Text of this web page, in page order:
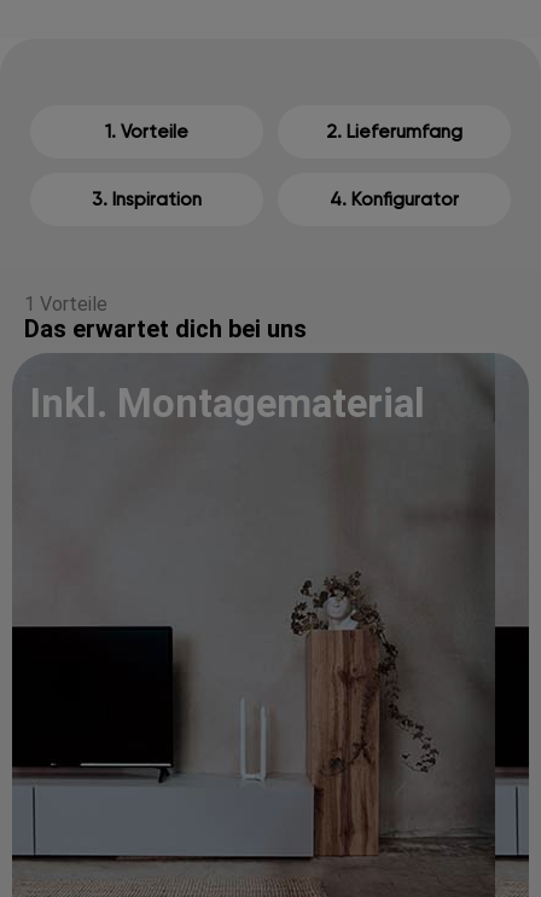
1. Vorteile 2. Lieferumfang
3. Inspiration 4. Konfigurator
1 Vorteile
Das erwartet dich bei uns
Inkl. Montagematerial